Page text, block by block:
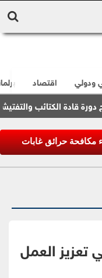
ودولي اقتصاد
قادة الكتائب والتفتيشات
مكافحة حرائق غابات
تعزيز العمل